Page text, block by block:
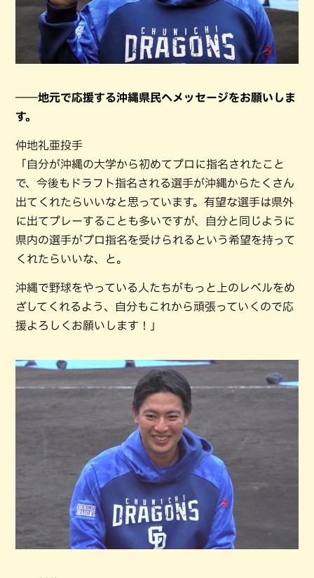
――地元で応援する沖縄県民へメッセージをお願いしま
す。
仲地礼亜投手
「自分が沖縄の大学から初めてプロに指名されたこと
で、今後もドラフト指名される選手が沖縄からたくさん
出てくれたらいいなと思っています。有望な選手は県外
に出てプレーすることも多いですが、自分と同じように
県内の選手がプロ指名を受けられるという希望を持って
くれたらいいな、と。
沖縄で野球をやっている人たちがもっと上のレベルをめ
ざしてくれるよう、自分もこれから頑張っていくので応
援よろしくお願いします！」